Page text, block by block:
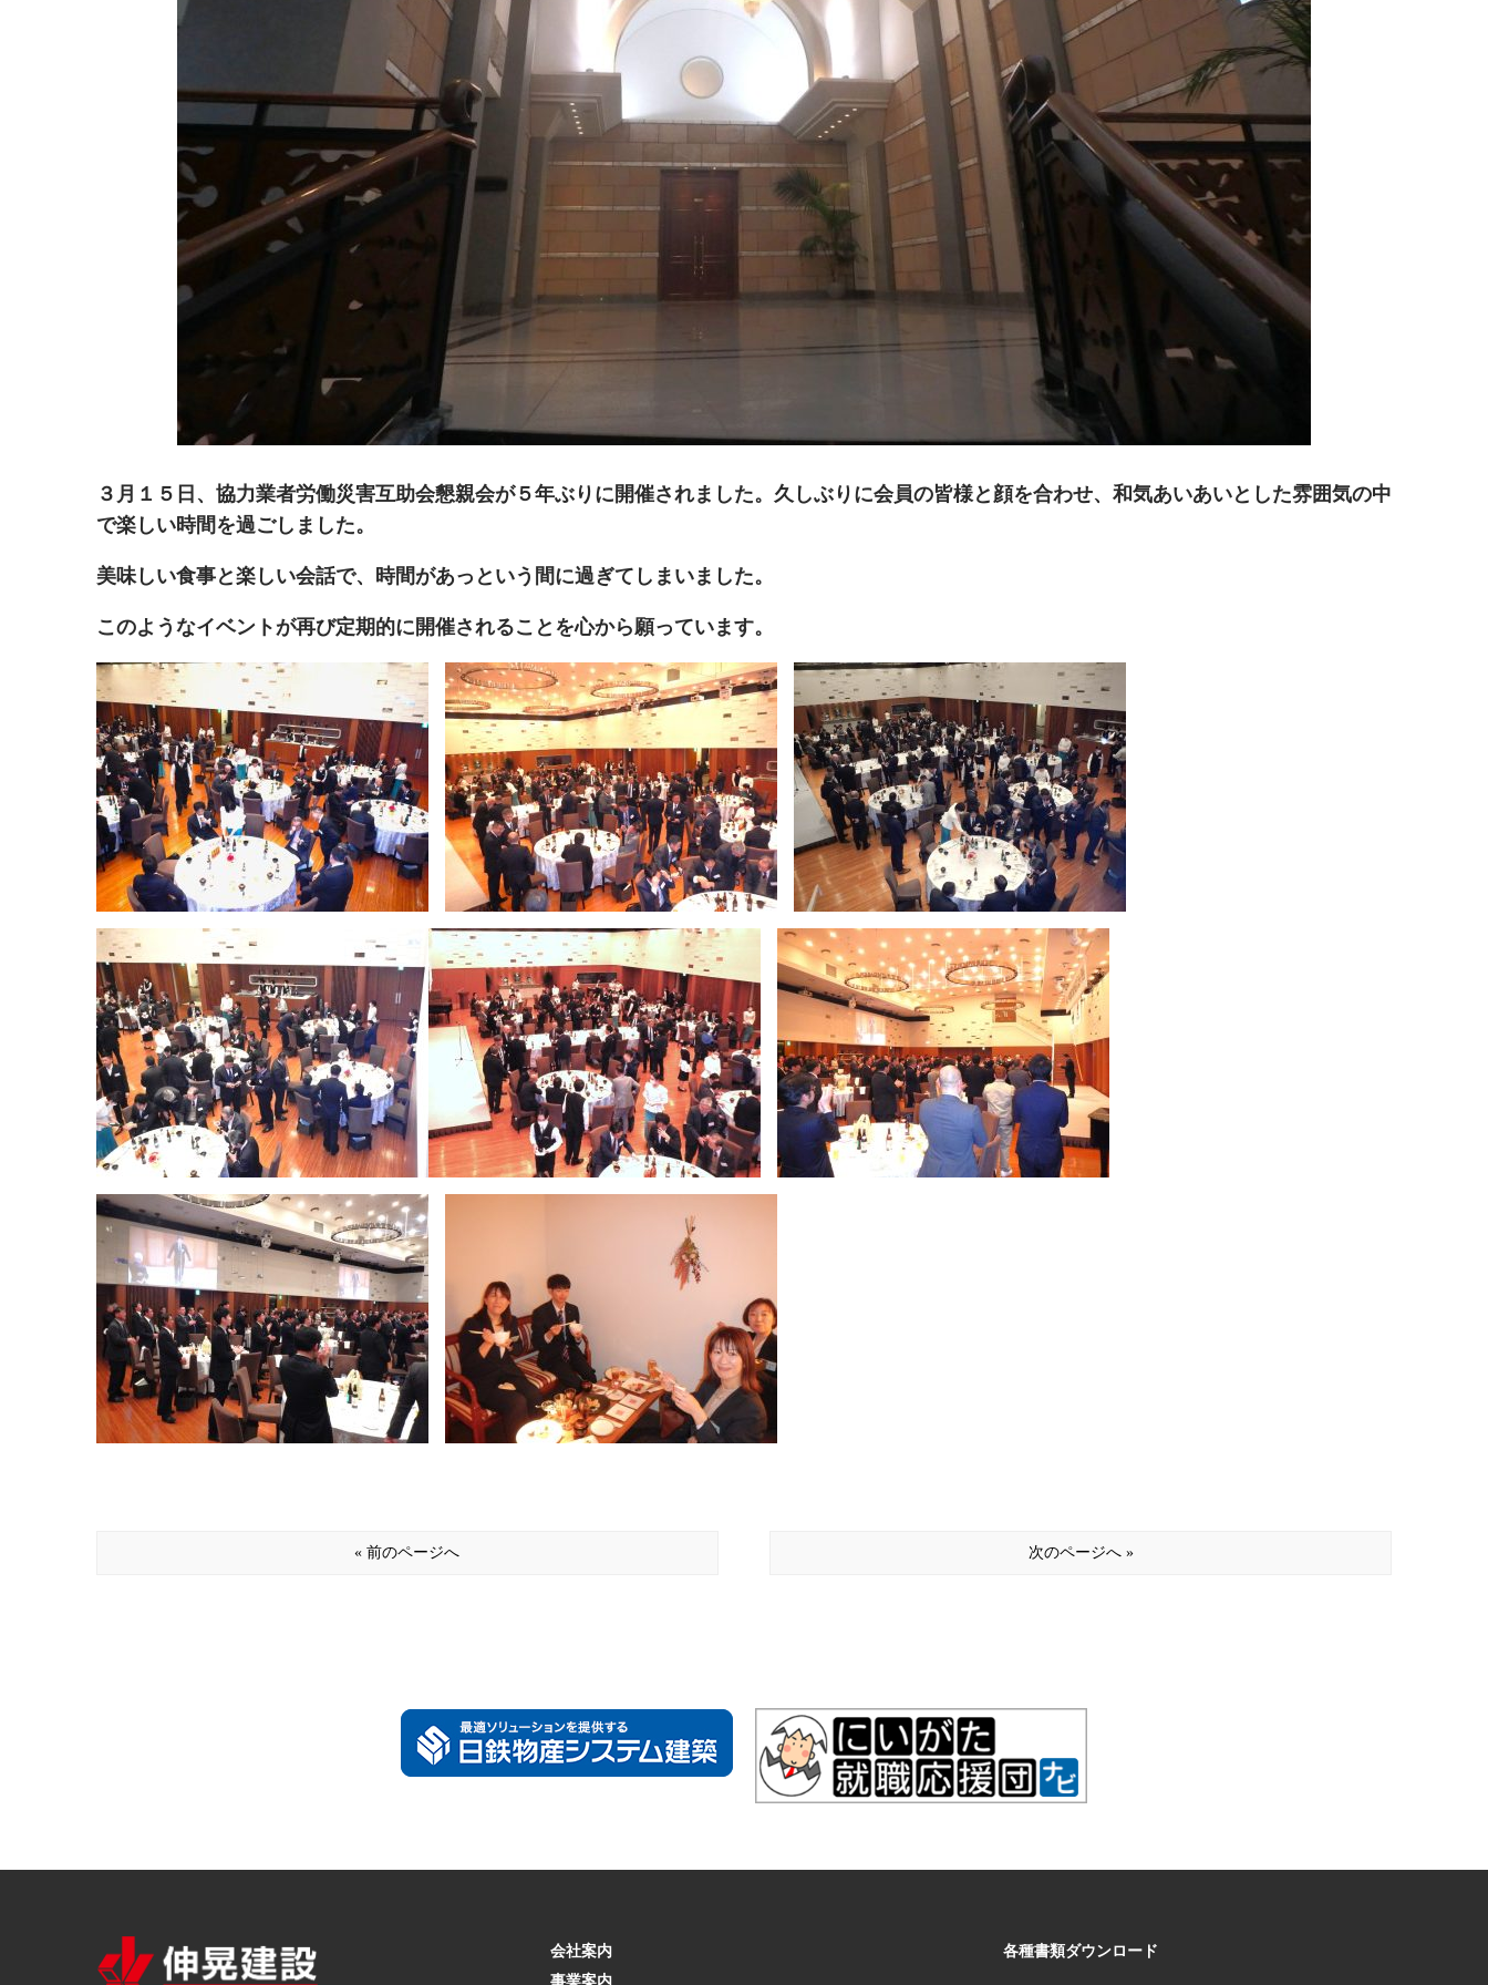
３月１５日、協力業者労働災害互助会懇親会が５年ぶりに開催されました。久しぶりに会員の皆様と顔を合わせ、和気あいあいとした雰囲気の中
で楽しい時間を過ごしました。
美味しい食事と楽しい会話で、時間があっという間に過ぎてしまいました。
このようなイベントが再び定期的に開催されることを心から願っています。
« 前のページへ 次のページへ »
会社案内
事業案内
各種書類ダウンロード